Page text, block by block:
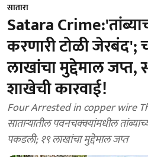
सातारा
Satara
करणारी टोळी
लाखांचा मुद्देमाल जप्त,
शाखेची कारवाई!
Four Arrested in copper wire
साताऱ्यातील पवनचक्क्यांमधील
पकडली; १९ लाखांचा मुद्देमाल जप्त